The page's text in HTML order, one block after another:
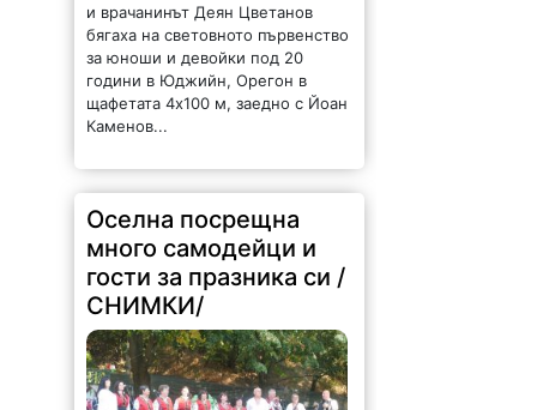
и врачанинът Деян Цветанов
бягаха на световното първенство
за юноши и девойки под 20
години в Юджийн, Орегон в
щафетата 4х100 м, заедно с Йоан
Каменов...
Оселна посрещна
много самодейци и
гости за празника си /
СНИМКИ/